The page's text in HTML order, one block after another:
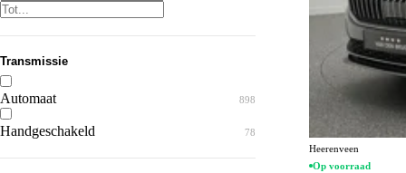
Transmissie
Automaat 898
Handgeschakeld 78
Heerenveen
Op voorraad